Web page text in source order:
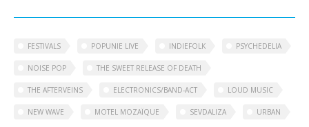
FESTIVALS POPUNIE LIVE INDIEFOLK PSYCHEDELIA
NOISE POP THE SWEET RELEASE OF DEATH
THE AFTERVEINS ELECTRONICS/BAND-ACT LOUD MUSIC
NEW WAVE MOTEL MOZAÏQUE SEVDALIZA URBAN